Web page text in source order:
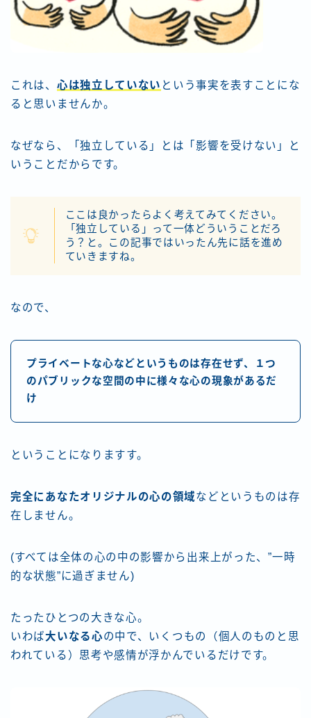
これは、 心は独立していない という事実を表すことにな
ると思いませんか。
なぜなら、「独立している」とは「影響を受けない」と
いうことだからです。
ここは良かったらよく考えてみてください。
「独立している」って一体どういうことだろ
う？と。この記事ではいったん先に話を進め
ていきますね。
なので、
プライベートな心などというものは存在せず、１つ
のパブリックな空間の中に様々な心の現象があるだ
け
ということになりますす。
完全にあなたオリジナルの心の領域などというものは存
在しません。
(すべては全体の心の中の影響から出来上がった、”一時
的な状態”に過ぎません)
たったひとつの大きな心。
いわば大いなる心の中で、いくつもの（個人のものと思
われている）思考や感情が浮かんでいるだけです。